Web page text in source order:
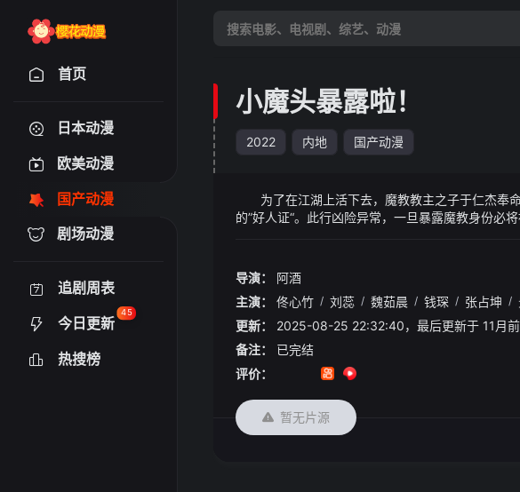
首页
日本动漫
欧美动漫
国产动漫
剧场动漫
追剧周表
今日更新
45
热搜榜
小魔头暴露啦！
2022 内地 国产动漫
为了在江湖上活下去，魔教教主之子于仁杰奉命
的”好人证“。此行凶险异常，一旦暴露魔教身份必
导演：
阿酒
主演：
佟心竹 / 刘蕊 / 魏茹晨 / 钱琛 / 张占坤 /
更新：
2025-08-25 22:32:40，最后更新于 11月前
备注：
已完结
评价：
暂无片源